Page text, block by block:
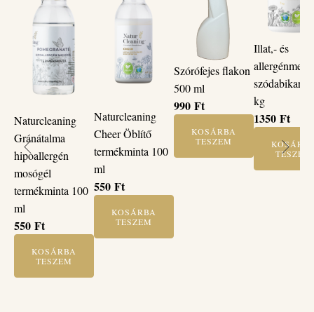
Naturcleaning
Gránátalma
hipoallergén
mosógél
termékminta 100
ml
550 Ft
KOSÁRBA
TESZEM
Naturcleaning
Cheer Öblítő
termékminta 100
ml
550 Ft
KOSÁRBA
TESZEM
Szórófejes flakon
500 ml
990 Ft
KOSÁRBA
TESZEM
Illat,- és
kg
1350 Ft
TESZEM